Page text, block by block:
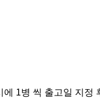
병 씩 출고일 지정 후,